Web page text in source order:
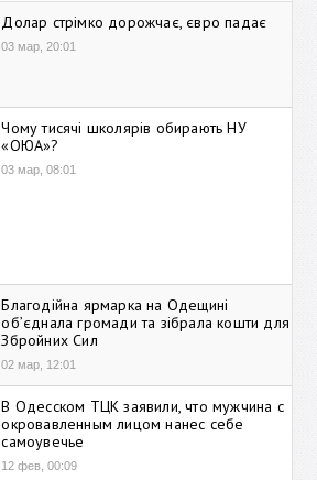
Долар стрімко дорожчає, євро падає
03 мар, 20:01
Чому тисячі школярів обирають НУ
«ОЮА»?
03 мар, 08:01
Благодійна ярмарка на Одещині
об’єднала громади та зібрала кошти для
Збройних Сил
02 мар, 12:01
В Одесском ТЦК заявили, что мужчина с
окровавленным лицом нанес себе
самоувечье
12 фев, 00:09